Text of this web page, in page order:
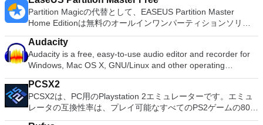
Partition Magicの代替として、EASEUS Partition Master
Home Editionは無料のオールインワンパーティションソリュ
ーションおよびディスク管理ユーティリティです。パーティシ
ョンの拡張（特にシステムドライブ用）、ディスク領域の管
理、MBRおよびGUIDパーティションテーブル（GPT）ディス
クのディスク領域不足の問題の解決を可能にします。 パーテ
ィションのサイズ変更/移動システムドライブを拡張するディ
スクとパーティションをコピーパーティションをマージ分割パ
ーティション空き領域を再分配するダイナミックディスクの変
換パーティションを回復する
Audacity
Audacity is a free, easy-to-use audio editor and recorder for
Windows, Mac OS X, GNU/Linux and other operating
systems. You can use Audacity to: Record live audio. Convert
tapes and records into digital recordings or CDs. Edit Ogg
Vorbis, MP3, WAV or AIFF sound files. Cut, copy, splice or mix
sounds together. Change the speed or pitch of a recording.
Add new effects with LADSPA plug-ins. And more!
PCSX2
PCSX2は、PC用のPlaystation 2エミュレーターです。エミュ
レータの互換性率は、プレイ可能なすべてのPS2ゲームの80％
以上を誇っています。かなり強力なコンピューターを所有して